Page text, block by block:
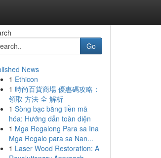
Go
News
1 Ethicon
1 時尚百貨商場 優惠碼攻略：
領取 方法 全 解析
1 Sòng bạc bằng tiền mã
hóa: Hướng dẫn toàn diện
1 Mga Regalong Para sa Ina
Mga Regalo para sa Nan...
1 Laser Wood Restoration: A